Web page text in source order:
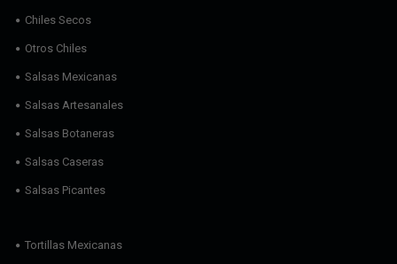
Chiles Secos
Otros Chiles
Salsas Mexicanas
Salsas Artesanales
Salsas Botaneras
Salsas Caseras
Salsas Picantes
Tortillas Mexicanas